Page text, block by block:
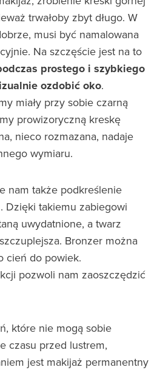
trwałoby zbyt długo. W
musi być namalowana
Na szczęście jest na to
prostego i szybkiego
ozdobić oko.
miały przy sobie czarną
prowizoryczną kreskę
nieco rozmazana, nadaje
wymiaru.
nam także podkreślenie
Dzięki takiemu zabiegowi
uwydatnione, a twarz
Bronzer można
cień do powiek.
pozwoli nam zaoszczędzić
które nie mogą sobie
czasu przed lustrem,
jest makijaż permanentny